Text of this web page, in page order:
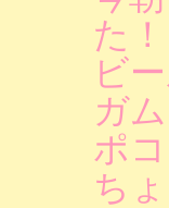
た！
ビ
ガ
ポ
ち